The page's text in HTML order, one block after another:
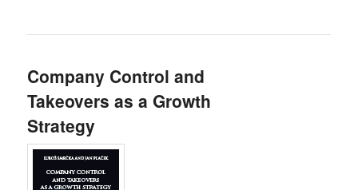
Company Control and
Takeovers as a Growth
Strategy